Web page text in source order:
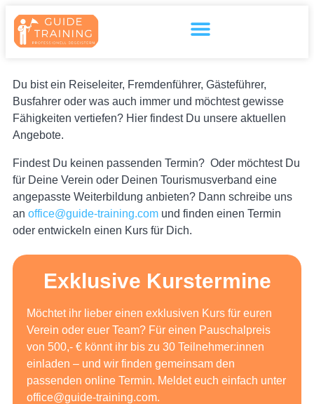
springen
Du bist ein Reiseleiter, Fremdenführer, Gästeführer,
Busfahrer oder was auch immer und möchtest gewisse
Fähigkeiten vertiefen? Hier findest Du unsere aktuellen
Angebote.
Findest Du keinen passenden Termin? Oder möchtest Du
für Deine Verein oder Deinen Tourismusverband eine
angepasste Weiterbildung anbieten? Dann schreibe uns
an office@guide-training.com und finden einen Termin
oder entwickeln einen Kurs für Dich.
Exklusive Kurstermine
Möchtet ihr lieber einen exklusiven Kurs für euren
Verein oder euer Team? Für einen Pauschalpreis
von 500,- € könnt ihr bis zu 30 Teilnehmer:innen
einladen – und wir finden gemeinsam den
passenden online Termin. Meldet euch einfach unter
office@guide-training.com.